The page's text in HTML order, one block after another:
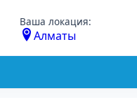
Ваша локация:
Алматы